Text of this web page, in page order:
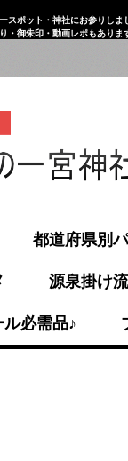
スポット・神社にお参りし
御朱印・動画レポもありま
都道府県別
源泉掛け
必需品♪